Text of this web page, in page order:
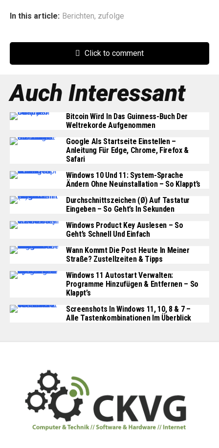
In this article: Berichten, zufolge
Click to comment
Auch Interessant
Bitcoin Wird In Das Guinness-Buch Der
Weltrekorde Aufgenommen
Google Als Startseite Einstellen –
Anleitung Für Edge, Chrome, Firefox &
Safari
Windows 10 Und 11: System-Sprache
Ändern Ohne Neuinstallation – So Klappt’s
Durchschnittszeichen (Ø) Auf Tastatur
Eingeben – So Geht’s In Sekunden
Windows Product Key Auslesen – So
Geht’s Schnell Und Einfach
Wann Kommt Die Post Heute In Meiner
Straße? Zustellzeiten & Tipps
Windows 11 Autostart Verwalten:
Programme Hinzufügen & Entfernen – So
Klappt’s
Screenshots In Windows 11, 10, 8 & 7 –
Alle Tastenkombinationen Im Überblick